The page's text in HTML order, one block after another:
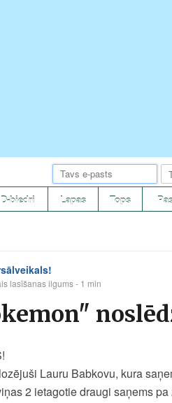
D-biedri Lapas Tops
lasīšanas ilgums - 1 min
Lauru Babkovu, kura
2 ietagotie draugi saņems